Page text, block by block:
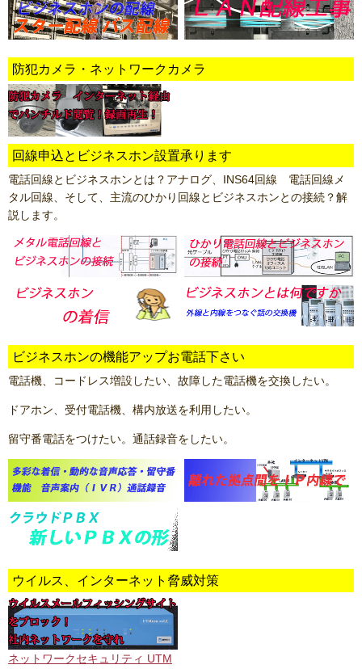
防犯カメラ・ネットワークカメラ
回線申込とビジネスホン設置承ります
電話回線とビジネスホンとは？アナログ、INS64回線 電話回線メ
タル回線、そして、主流のひかり回線とビジネスホンとの接続？解
説します。
ビジネスホンの機能アップお電話下さい
電話機、コードレス増設したい、故障した電話機を交換したい。
ドアホン、受付電話機、構内放送を利用したい。
留守番電話をつけたい。通話録音をしたい。
ウイルス、インターネット脅威対策
ネットワークセキュリティ UTM